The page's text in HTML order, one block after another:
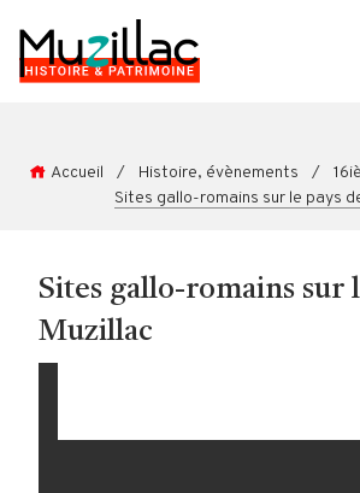
Accueil / Histoire, évènements /
Sites gallo-romains sur le pays
Sites gallo-romains sur
Muzillac